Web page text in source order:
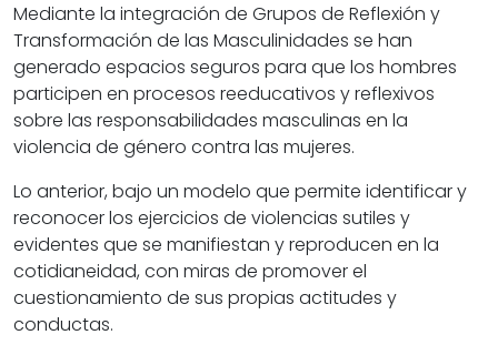
Mediante la integración de Grupos de Reflexión y
Transformación de las Masculinidades se han
generado espacios seguros para que los hombres
participen en procesos reeducativos y reflexivos
sobre las responsabilidades masculinas en la
violencia de género contra las mujeres.
Lo anterior, bajo un modelo que permite identificar y
reconocer los ejercicios de violencias sutiles y
evidentes que se manifiestan y reproducen en la
cotidianeidad, con miras de promover el
cuestionamiento de sus propias actitudes y
conductas.